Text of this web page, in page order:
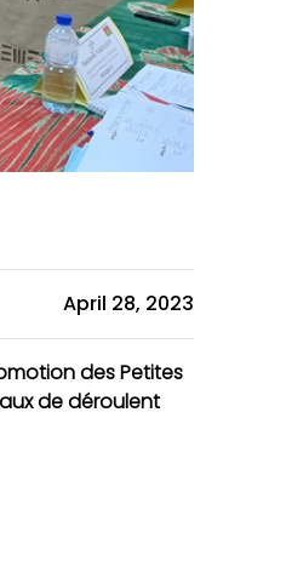
April 28, 2023
des Petites
de déroulent